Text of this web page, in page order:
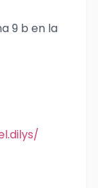
9 b en la